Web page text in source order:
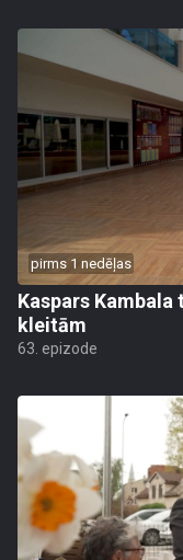
pirms 1 nedēļas
Kaspars
kleitām
63. epizode